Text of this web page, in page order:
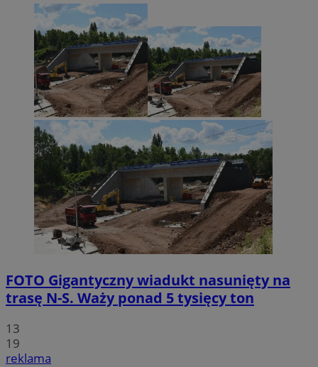
FOTO Gigantyczny wiadukt nasunięty na
trasę N-S. Waży ponad 5 tysięcy ton
13
19
reklama